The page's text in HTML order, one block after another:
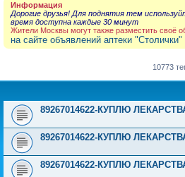
Информация
Дорогие друзья! Для поднятия тем
время доступна каждые 30 минут
Жители Москвы могут также разместить своё
на сайте объявлений аптеки "Столички"
10773
89267014622-КУПЛЮ
89267014622-КУПЛЮ
89267014622-КУПЛЮ